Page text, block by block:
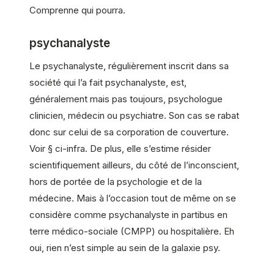
Comprenne qui pourra.
psychanalyste
Le psychanalyste, régulièrement inscrit dans sa
société qui l’a fait psychanalyste, est,
généralement mais pas toujours, psychologue
clinicien, médecin ou psychiatre. Son cas se rabat
donc sur celui de sa corporation de couverture.
Voir § ci-infra. De plus, elle s’estime résider
scientifiquement ailleurs, du côté de l’inconscient,
hors de portée de la psychologie et de la
médecine. Mais à l’occasion tout de même on se
considère comme psychanalyste in partibus en
terre médico-sociale (CMPP) ou hospitalière. Eh
oui, rien n’est simple au sein de la galaxie psy.